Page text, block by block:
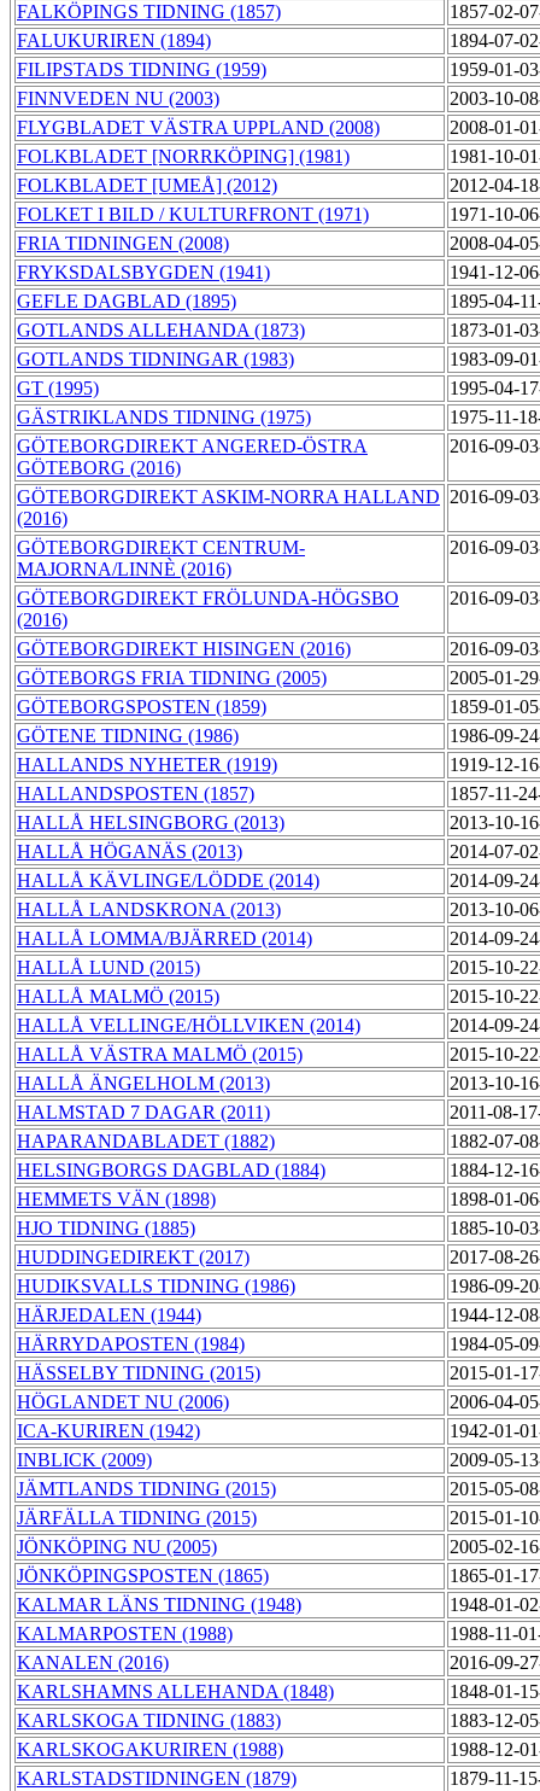
FALKÖPINGS TIDNING (1857)
1857-02-
FALUKURIREN (1894)
1894-07-
FILIPSTADS TIDNING (1959)
1959-01-
FINNVEDEN NU (2003)
2003-10-
FLYGBLADET VÄSTRA UPPLAND (2008)
2008-01-
FOLKBLADET [NORRKÖPING] (1981)
1981-10-
FOLKBLADET [UMEÅ] (2012)
2012-04-
FOLKET I BILD / KULTURFRONT (1971)
1971-10-
FRIA TIDNINGEN (2008)
2008-04-
FRYKSDALSBYGDEN (1941)
1941-12-
GEFLE DAGBLAD (1895)
1895-04-
GOTLANDS ALLEHANDA (1873)
1873-01-
GOTLANDS TIDNINGAR (1983)
1983-09-
GT (1995)
1995-04-
GÄSTRIKLANDS TIDNING (1975)
1975-11-
GÖTEBORGDIREKT ANGERED-ÖSTRA
GÖTEBORG (2016)
2016-09-
GÖTEBORGDIREKT ASKIM-NORRA HALLAND
(2016)
2016-09-
GÖTEBORGDIREKT CENTRUM-
MAJORNA/LINNÈ (2016)
2016-09-
GÖTEBORGDIREKT FRÖLUNDA-HÖGSBO
(2016)
2016-09-
GÖTEBORGDIREKT HISINGEN (2016)
2016-09-
GÖTEBORGS FRIA TIDNING (2005)
2005-01-
GÖTEBORGSPOSTEN (1859)
1859-01-
GÖTENE TIDNING (1986)
1986-09-
HALLANDS NYHETER (1919)
1919-12-
HALLANDSPOSTEN (1857)
1857-11-
HALLÅ HELSINGBORG (2013)
2013-10-
HALLÅ HÖGANÄS (2013)
2014-07-
HALLÅ KÄVLINGE/LÖDDE (2014)
2014-09-
HALLÅ LANDSKRONA (2013)
2013-10-
HALLÅ LOMMA/BJÄRRED (2014)
2014-09-
HALLÅ LUND (2015)
2015-10-
HALLÅ MALMÖ (2015)
2015-10-
HALLÅ VELLINGE/HÖLLVIKEN (2014)
2014-09-
HALLÅ VÄSTRA MALMÖ (2015)
2015-10-
HALLÅ ÄNGELHOLM (2013)
2013-10-
HALMSTAD 7 DAGAR (2011)
2011-08-
HAPARANDABLADET (1882)
1882-07-
HELSINGBORGS DAGBLAD (1884)
1884-12-
HEMMETS VÄN (1898)
1898-01-
HJO TIDNING (1885)
1885-10-
HUDDINGEDIREKT (2017)
2017-08-
HUDIKSVALLS TIDNING (1986)
1986-09-
HÄRJEDALEN (1944)
1944-12-
HÄRRYDAPOSTEN (1984)
1984-05-
HÄSSELBY TIDNING (2015)
2015-01-
HÖGLANDET NU (2006)
2006-04-
ICA-KURIREN (1942)
1942-01-
INBLICK (2009)
2009-05-
JÄMTLANDS TIDNING (2015)
2015-05-
JÄRFÄLLA TIDNING (2015)
2015-01-
JÖNKÖPING NU (2005)
2005-02-
JÖNKÖPINGSPOSTEN (1865)
1865-01-
KALMAR LÄNS TIDNING (1948)
1948-01-
KALMARPOSTEN (1988)
1988-11-
KANALEN (2016)
2016-09-
KARLSHAMNS ALLEHANDA (1848)
1848-01-
KARLSKOGA TIDNING (1883)
1883-12-
KARLSKOGAKURIREN (1988)
1988-12-
KARLSTADSTIDNINGEN (1879)
1879-11-